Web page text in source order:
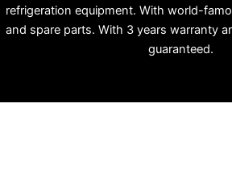
refrigeration equipment. With world-
and spare parts. With 3 years warranty
guaranteed.